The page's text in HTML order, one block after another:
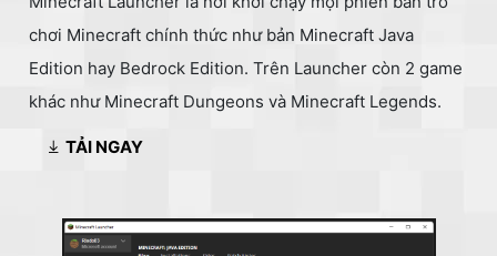
chơi Minecraft chính thức như bản Minecraft Java
Edition hay Bedrock Edition. Trên Launcher còn 2 game
khác như Minecraft Dungeons và Minecraft Legends.
TẢI NGAY